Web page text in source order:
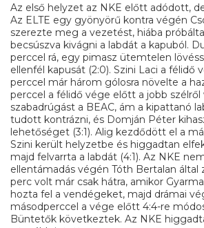
Az első helyzet az NKE előtt adódott,
Az ELTE egy gyönyörű kontra végén
szerezte meg a vezetést, hiába
becsúszva kivágni a labdát a kapuból.
perccel rá, egy pimasz ütemtelen
ellenfél kapusát (2:0). Szini Laci a félidő
perccel már három gólosra növelte a
perccel a félidő vége előtt a jobb
szabadrúgást a BEAC, ám a kipattanó
tudott kontrázni, és Domján Péter
lehetőséget (3:1). Alig kezdődött el a
Szini került helyzetbe és higgadtan
majd felvarrta a labdát (4:1). Az NKE
ellentámadás végén Tóth Bertalan által
perc volt már csak hátra, amikor
hozta fel a vendégeket, majd drámai
másodperccel a vége előtt 4:4-re
Büntetők következtek. Az NKE